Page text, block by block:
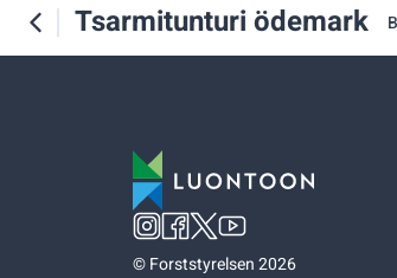
Tsarmitunturi ödemark
©Forststyrelsen 2026